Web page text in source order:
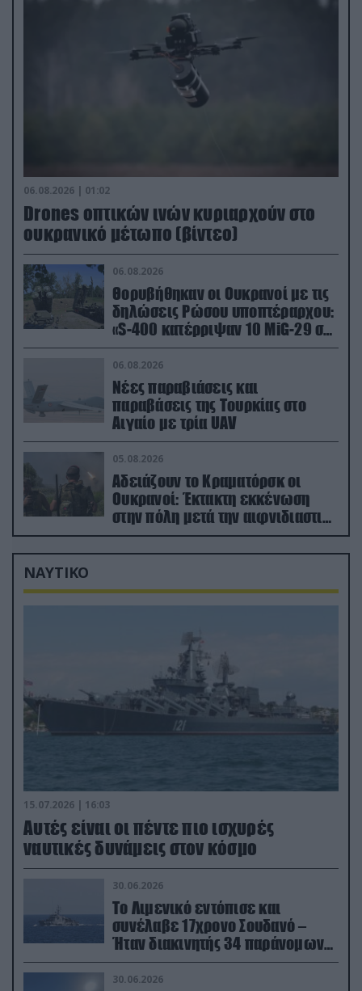
06.08.2026 | 01:02
Drones οπτικών ινών κυριαρχούν στο
ουκρανικό μέτωπο (βίντεο)
06.08.2026
Θορυβήθηκαν οι Ουκρανοί με τις
δηλώσεις Ρώσου υποπτέραρχου:
«S-400 κατέρριψαν 10 MiG-29 σε
μόλις μια μέρα!»
06.08.2026
Νέες παραβιάσεις και
παραβάσεις της Τουρκίας στο
Αιγαίο με τρία UAV
05.08.2026
Αδειάζουν το Κραματόρσκ οι
Ουκρανοί: Έκτακτη εκκένωση
στην πόλη μετά την αιφνιδιαστική
προώθηση των Ρώσων (βίντεο)
ΝΑΥΤΙΚΟ
15.07.2026 | 16:03
Aυτές είναι οι πέντε πιο ισχυρές
ναυτικές δυνάμεις στον κόσμο
30.06.2026
Το Λιμενικό εντόπισε και
συνέλαβε 17χρονο Σουδανό –
Ήταν διακινητής 34 παράνομων
μεταναστών
30.06.2026